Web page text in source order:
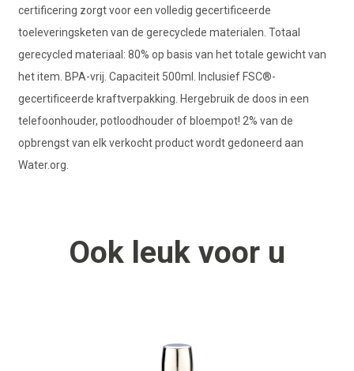
certificering zorgt voor een volledig gecertificeerde
toeleveringsketen van de gerecyclede materialen. Totaal
gerecycled materiaal: 80% op basis van het totale gewicht van
het item. BPA-vrij. Capaciteit 500ml. Inclusief FSC®-
gecertificeerde kraftverpakking. Hergebruik de doos in een
telefoonhouder, potloodhouder of bloempot! 2% van de
opbrengst van elk verkocht product wordt gedoneerd aan
Water.org.
Ook leuk voor u